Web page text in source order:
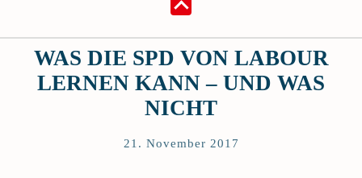
WAS DIE SPD VON LABOUR
LERNEN KANN – UND WAS
NICHT
21. November 2017